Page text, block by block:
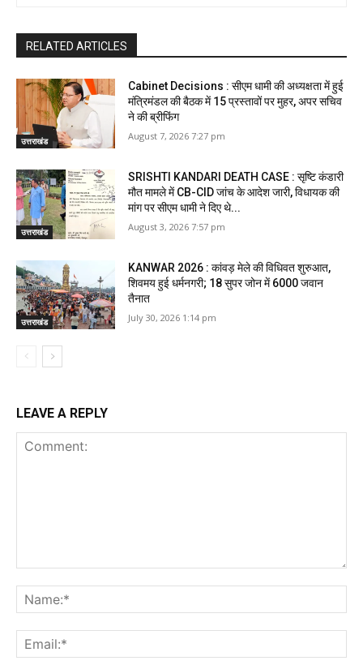
RELATED ARTICLES
उत्तराखंड
Cabinet Decisions : सीएम धामी की अध्यक्षता में हुई
मंत्रिमंडल की बैठक में 15 प्रस्तावों पर मुहर, अपर सचिव
ने की ब्रीफिंग
August 7, 2026 7:27 pm
उत्तराखंड
SRISHTI KANDARI DEATH CASE : सृष्टि कंडारी
मौत मामले में CB-CID जांच के आदेश जारी, विधायक की
मांग पर सीएम धामी ने दिए थे...
August 3, 2026 7:57 pm
उत्तराखंड
KANWAR 2026 : कांवड़ मेले की विधिवत शुरुआत,
शिवमय हुई धर्मनगरी; 18 सुपर जोन में 6000 जवान
तैनात
July 30, 2026 1:14 pm
LEAVE A REPLY